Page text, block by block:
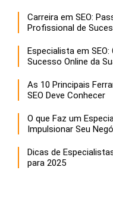
Carreira em SEO:
Profissional de
Especialista em
Sucesso Online da
As 10 Principais
SEO Deve Conhecer
O que Faz um
Impulsionar Seu
Dicas de
para 2025